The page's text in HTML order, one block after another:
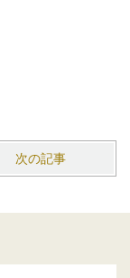
次の記事